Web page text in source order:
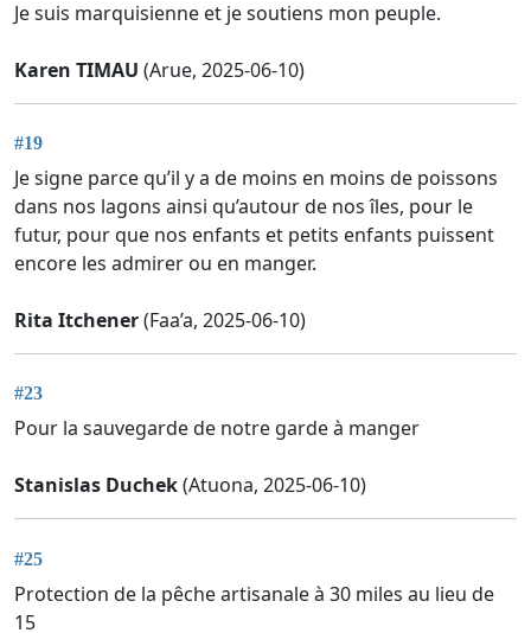
Je suis marquisienne et je soutiens mon peuple.
Karen TIMAU (Arue, 2025-06-10)
#19
Je signe parce qu’il y a de moins en moins de poissons
dans nos lagons ainsi qu’autour de nos îles, pour le
futur, pour que nos enfants et petits enfants puissent
encore les admirer ou en manger.
Rita Itchener(Faa’a, 2025-06-10)
#23
Pour la sauvegarde de notre garde à manger
Stanislas Duchek(Atuona, 2025-06-10)
#25
Protection de la pêche artisanale à 30 miles au lieu de
15